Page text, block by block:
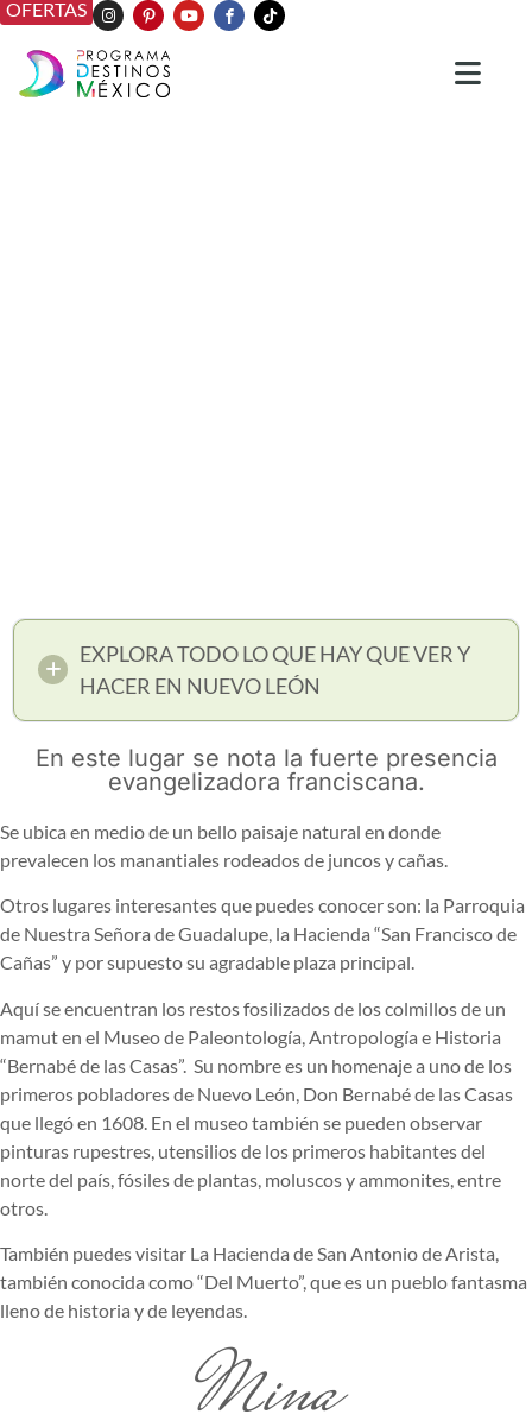
OFERTAS
EXPLORA TODO LO QUE HAY QUE VER Y
HACER EN NUEVO LEÓN
En este lugar se nota la fuerte presencia
evangelizadora franciscana.
Se ubica en medio de un bello paisaje natural en donde
prevalecen los manantiales rodeados de juncos y cañas.
Otros lugares interesantes que puedes conocer son: la Parroquia
de Nuestra Señora de Guadalupe, la Hacienda “San Francisco de
Cañas” y por supuesto su agradable plaza principal.
Aquí se encuentran los restos fosilizados de los colmillos de un
mamut en el Museo de Paleontología, Antropología e Historia
“Bernabé de las Casas”. Su nombre es un homenaje a uno de los
primeros pobladores de Nuevo León, Don Bernabé de las Casas
que llegó en 1608. En el museo también se pueden observar
pinturas rupestres, utensilios de los primeros habitantes del
norte del país, fósiles de plantas, moluscos y ammonites, entre
otros.
También puedes visitar La Hacienda de San Antonio de Arista,
también conocida como “Del Muerto”, que es un pueblo fantasma
lleno de historia y de leyendas.